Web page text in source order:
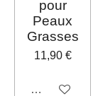
pour
Peaux
Grasses
11,90 €
Désactivé